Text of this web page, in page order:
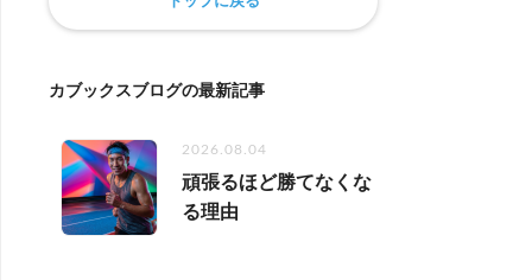
カブックスブログの最新記事
2026.08.04
頑張るほど勝てなくな
る理由